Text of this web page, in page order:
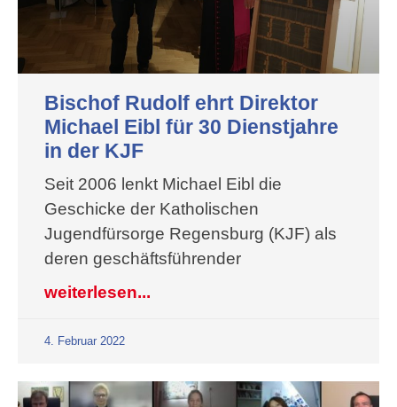
Bischof Rudolf ehrt Direktor
Michael Eibl für 30 Dienstjahre
in der KJF
Seit 2006 lenkt Michael Eibl die
Geschicke der Katholischen
Jugendfürsorge Regensburg (KJF) als
deren geschäftsführender
weiterlesen...
4. Februar 2022